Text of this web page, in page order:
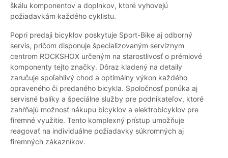
škálu komponentov a doplnkov, ktoré vyhovejú
požiadavkám každého cyklistu.
Popri predaji bicyklov poskytuje Sport-Bike aj odborný
servis, pričom disponuje špecializovaným servíznym
centrom ROCKSHOX určeným na starostlivosť o prémiové
komponenty tejto značky. Dôraz kladený na detaily
zaručuje spoľahlivý chod a optimálny výkon každého
opraveného či predaného bicykla. Spoločnosť ponúka aj
servisné balíky a špeciálne služby pre podnikateľov, ktoré
zahŕňajú možnosť nákupu bicyklov a elektrobicyklov pre
firemné využitie. Tento komplexný prístup umožňuje
reagovať na individuálne požiadavky súkromných aj
firemných zákazníkov.